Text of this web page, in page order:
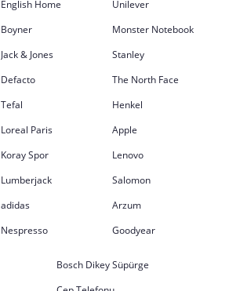
English Home
Unilever
Boyner
Monster Notebook
Jack & Jones
Stanley
Defacto
The North Face
Tefal
Henkel
Loreal Paris
Apple
Koray Spor
Lenovo
Lumberjack
Salomon
adidas
Arzum
Nespresso Goodyear
Bosch Dikey Süpürge